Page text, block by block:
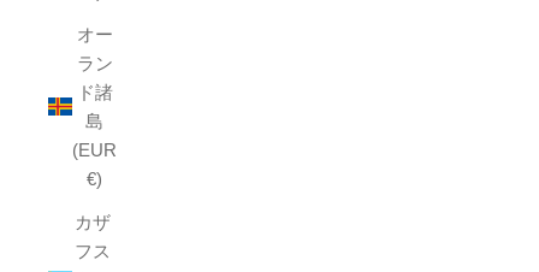
オー
ラン
ド諸
島
(EUR
€)
カザ
フス